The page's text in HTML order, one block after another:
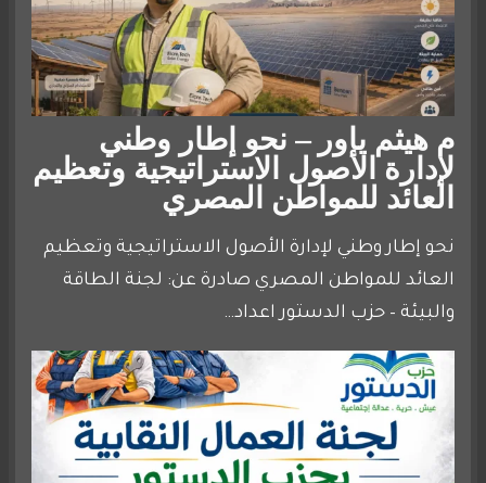
م هيثم ياور – نحو إطار وطني
لإدارة الأصول الاستراتيجية وتعظيم
العائد للمواطن المصري
نحو إطار وطني لإدارة الأصول الاستراتيجية وتعظيم
العائد للمواطن المصري صادرة عن: لجنة الطاقة
والبيئة – حزب الدستور اعداد…